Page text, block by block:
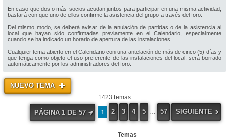
En caso que dos o más socios acudan juntos para participar en una misma actividad,
bastará con que uno de ellos confirme la asistencia del grupo a través del foro.
Del mismo modo, se deberá avisar de la anulación de partidas o de la asistencia al
local que hayan sido confirmadas previamente en el Calendario, especialmente
cuando se ha indicado un horario de apertura de las instalaciones.
Cualquier tema abierto en el Calendario con una antelación de más de cinco (5) días y
que tenga como objeto el uso preferente de las instalaciones del local, será borrado
automáticamente por los administradores del foro.
NUEVO TEMA
1423 temas
PÁGINA 1 DE 57 1 2 3 4 5 … 57 SIGUIENTE
Temas